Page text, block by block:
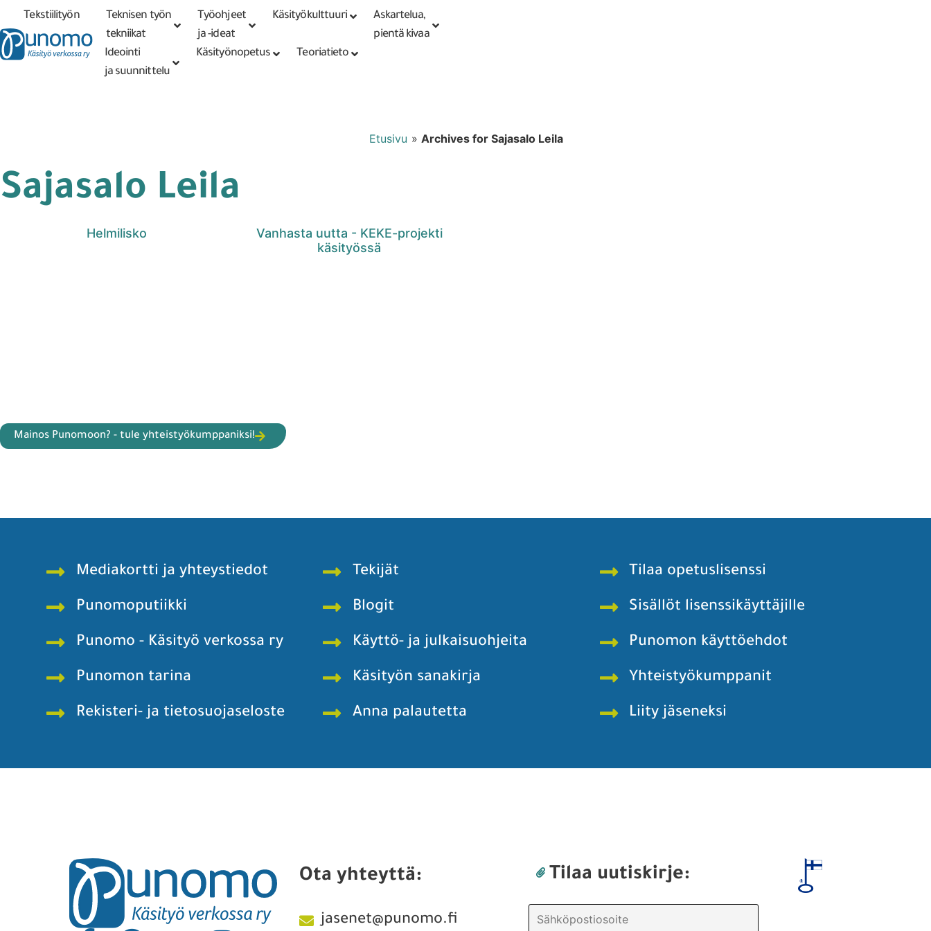
Tarkennettu PunomoputiikkiKirjaudu tai
rekisteröidy
Tekstiilityön
tekniikat
Teknisen työn
tekniikat
Työohjeet
ja -ideat
Käsityökulttuuri
Askartelua,
pientä kivaa
Ideointi
ja suunnittelu
Käsityönopetus Teoriatieto
Etusivu » Archives for Sajasalo Leila
Sajasalo Leila
Helmilisko
Vanhasta uutta - KEKE-projekti
käsityössä
Mainos Punomoon? - tule yhteistyökumppaniksi!
Mediakortti ja yhteystiedot
Punomoputiikki
Punomo - Käsityö verkossa ry
Punomon tarina
Rekisteri- ja tietosuojaseloste
Tekijät
Blogit
Käyttö- ja julkaisuohjeita
Käsityön sanakirja
Anna palautetta
Tilaa opetuslisenssi
Sisällöt lisenssikäyttäjille
Punomon käyttöehdot
Yhteistyökumppanit
Liity jäseneksi
Ota yhteyttä:
jasenet@punomo.fi
Tilaa uutiskirje: